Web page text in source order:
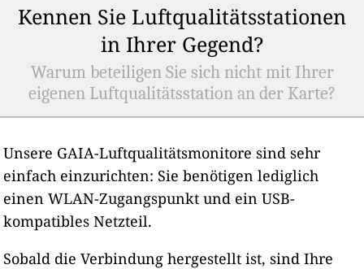
Kennen Sie Luftqualitätsstationen
in Ihrer Gegend?
Warum beteiligen Sie sich nicht mit Ihrer
eigenen Luftqualitätsstation an der Karte?
Unsere GAIA-Luftqualitätsmonitore sind sehr
einfach einzurichten: Sie benötigen lediglich
einen WLAN-Zugangspunkt und ein USB-
kompatibles Netzteil.
Sobald die Verbindung hergestellt ist, sind Ihre